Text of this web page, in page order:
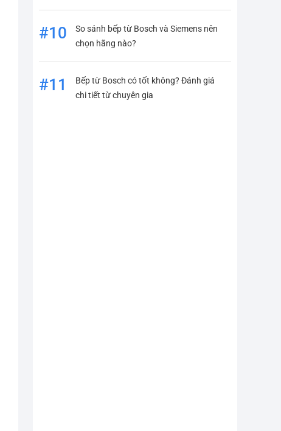
#10
So sánh bếp từ Bosch và Siemens nên
chọn hãng nào?
#11
Bếp từ Bosch có tốt không? Đánh giá
chi tiết từ chuyên gia